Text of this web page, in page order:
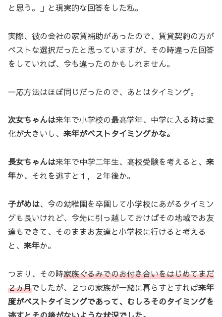
と思う。」と現実的な回答をした私。
実際、彼の会社の家賃補助があったので、賃貸契約の方が
ベストな選択だったと思っていますが、その時違った回答
をしていれば、今も違ったのかもしれません。
一応方法はほぼ同じだったので、あとはタイミング。
次女ちゃんは来年で小学校の最高学年、中学に入る時は変
化が大きいし、 来年がベストタイミングかな。
長女ちゃんは来年で中学二年生、高校受験を考えると、 来
年か、それを逃すと１，２年後か。
子がめは、今の幼稚園を卒園して小学校にあがるタイミン
グも良いけれど、今先に引っ越しておけばその地域でお友
達もできて、そのままお友達と小学校に行けると考える
と、 来年か。
つまり、その時家族ぐるみでのお付き合いをはじめてまだ
２ヵ月でしたが、２つの家族が一緒に暮らすとすれば来年
度がベストタイミングであって、むしろそのタイミングを